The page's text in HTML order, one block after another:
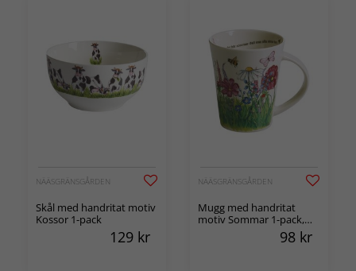
NÄÄSGRÄNSGÅRDEN
Skål med handritat motiv
Kossor 1-pack
129 kr
NÄÄSGRÄNSGÅRDEN
Mugg med handritat
motiv Sommar 1-pack,
98 kr